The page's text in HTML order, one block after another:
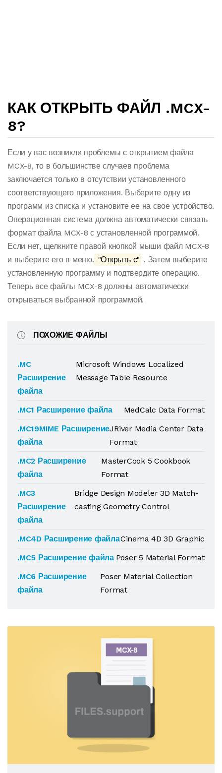
КАК ОТКРЫТЬ ФАЙЛ .MCX-
8?
Если у вас возникли проблемы с открытием файла
MCX-8, то в большинстве случаев проблема
заключается только в отсутствии установленного
соответствующего приложения. Выберите одну из
программ из списка и установите ее на свое устройство.
Операционная система должна автоматически связать
формат файла MCX-8 с установленной программой.
Если нет, щелкните правой кнопкой мыши файл MCX-8
и выберите его в меню. "Открыть с" . Затем выберите
установленную программу и подтвердите операцию.
Теперь все файлы MCX-8 должны автоматически
открываться выбранной программой.
ПОХОЖИЕ ФАЙЛЫ
.MC
Расширение
файла
Microsoft Windows Localized
Message Table Resource
.MC1 Расширение файла
MedCalc Data Format
.MC19MIME Расширение
файла
JRiver Media Center Data
Format
.MC2 Расширение
файла
MasterCook 5 Cookbook
Format
.MC3
Расширение
файла
Bridge Design Modeler 3D Match-
casting Geometry Control
.MC4D Расширение файлаCinema 4D 3D Graphic
.MC5 Расширение файла Poser 5 Material Format
.MC6 Расширение
файла
Poser Material Collection
Format